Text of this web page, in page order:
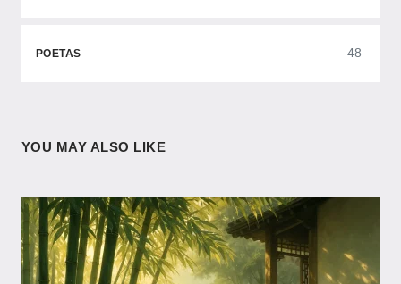
POETAS 48
YOU MAY ALSO LIKE